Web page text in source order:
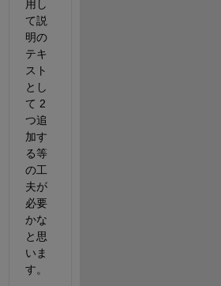
用し
て説
明の
テキ
スト
とし
て 2
つ追
加す
る等
の工
夫が
必要
かな
と思
いま
す。